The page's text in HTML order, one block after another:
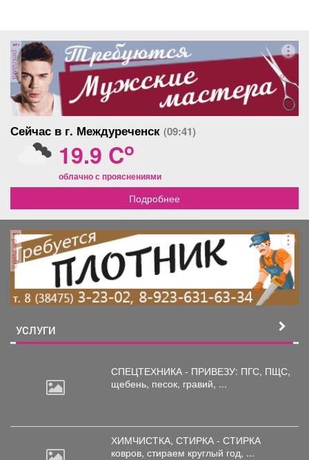
реклама
Сейчас в г. Междуреченск (09:41)
19.9 Co
облачно с прояснениями
Подробнее
реклама
УСЛУГИ
СПЕЦТЕХНИКА - ПРИВЕЗУ: ПГС, ПЩС,
щебень, песок, гравий, ...
ХИМЧИСТКА, СТИРКА - СТИРКА
ковров, стираем круглый год, ...